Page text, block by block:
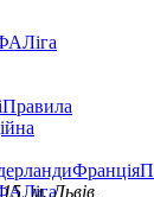
Ліга
Правила
Франція
Ліга
м. Львів,